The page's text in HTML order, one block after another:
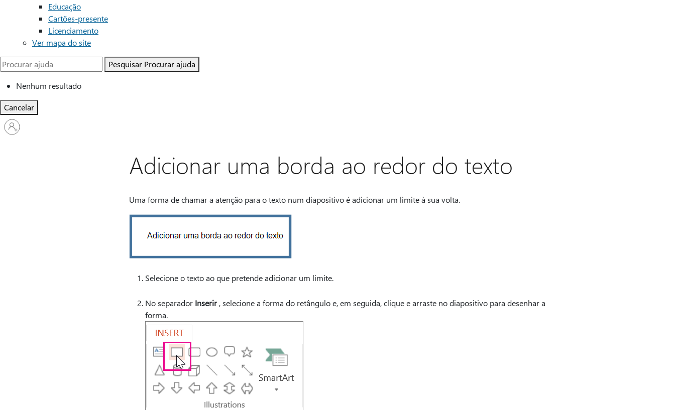
Educação
Cartões-presente
Licenciamento
Ver mapa do site
Pesquisar Procurar ajuda
Nenhum resultado
Cancelar
Entre
em
Adicionar uma borda ao redor do texto
Uma forma de chamar a atenção para o texto num diapositivo é adicionar um limite à sua volta.
Selecione o texto ao que pretende adicionar um limite.
No separador Inserir, selecione a forma do retângulo e, em seguida, clique e arraste no diapositivo para desenhar a
forma.